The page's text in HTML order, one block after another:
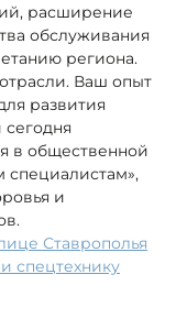
расширение
обслуживания
региона.
Ваш опыт
развития
в общественной
и
Ставрополья
спецтехнику